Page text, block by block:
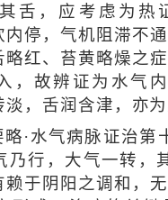
舌，应考虑为热
内停，气机阻滞不
略红、苔黄略燥之
，故辨证为水气
，舌润含津，亦为
略·水气病脉证治第
乃行，大气一转，
赖于阴阳之调和，无